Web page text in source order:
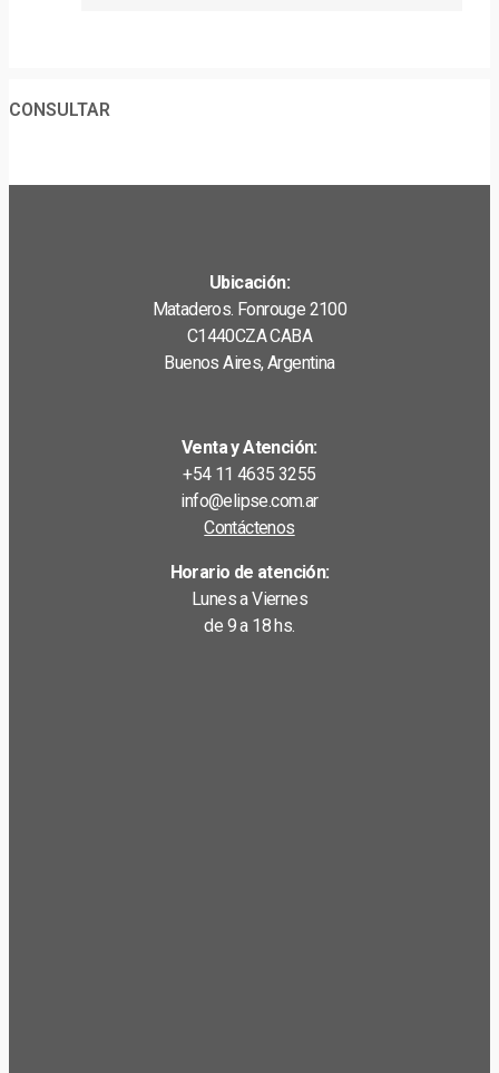
CONSULTAR
Ubicación:
Mataderos. Fonrouge 2100
C1440CZA CABA
Buenos Aires, Argentina
Venta y Atención:
+54 11 4635 3255
info@elipse.com.ar
Contáctenos
Horario de atención:
Lunes a Viernes
de 9 a 18 hs.